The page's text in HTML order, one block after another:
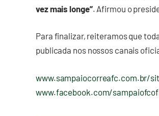
vez mais longe”. Afirmou o
Para finalizar, reiteramos que
publicada nos nossos canais
www.sampaiocorreafc.com.br/
www.facebook.com/